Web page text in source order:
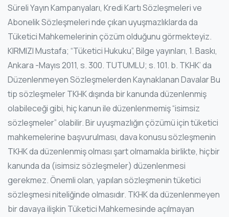
Süreli Yayın Kampanyaları, Kredi Kartı Sözleşmeleri ve
Abonelik Sözleşmeleri nde çıkan uyuşmazlıklarda da
Tüketici Mahkemelerinin çözüm olduğunu görmekteyiz.
KIRMIZI Mustafa; “Tüketici Hukuku”, Bilge yayınları, 1. Baskı,
Ankara -Mayıs 2011, s. 300. TUTUMLU; s. 101. b. TKHK’ da
Düzenlenmeyen Sözleşmelerden Kaynaklanan Davalar Bu
tip sözleşmeler TKHK dışında bir kanunda düzenlenmiş
olabileceği gibi, hiç kanun ile düzenlenmemiş “isimsiz
sözleşmeler” olabilir. Bir uyuşmazlığın çözümü için tüketici
mahkemelerine başvurulması, dava konusu sözleşmenin
TKHK da düzenlenmiş olması şart olmamakla birlikte, hiçbir
kanunda da (isimsiz sözleşmeler) düzenlenmesi
gerekmez. Önemli olan, yapılan sözleşmenin tüketici
sözleşmesi niteliğinde olmasıdır. TKHK da düzenlenmeyen
bir davaya ilişkin Tüketici Mahkemesinde açılmayan